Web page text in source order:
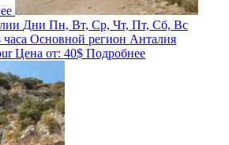
Дни Пн, Вт, Ср, Чт, Пт, Сб, Вс
часа Основной регион Анталия
Цена от: 40$ Подробнее